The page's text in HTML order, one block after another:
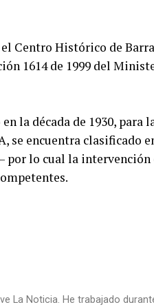
Centro Histórico de
1614 de 1999 del
la década de 1930, para
se encuentra clasificado
lo cual la intervención
La Noticia. He trabajado